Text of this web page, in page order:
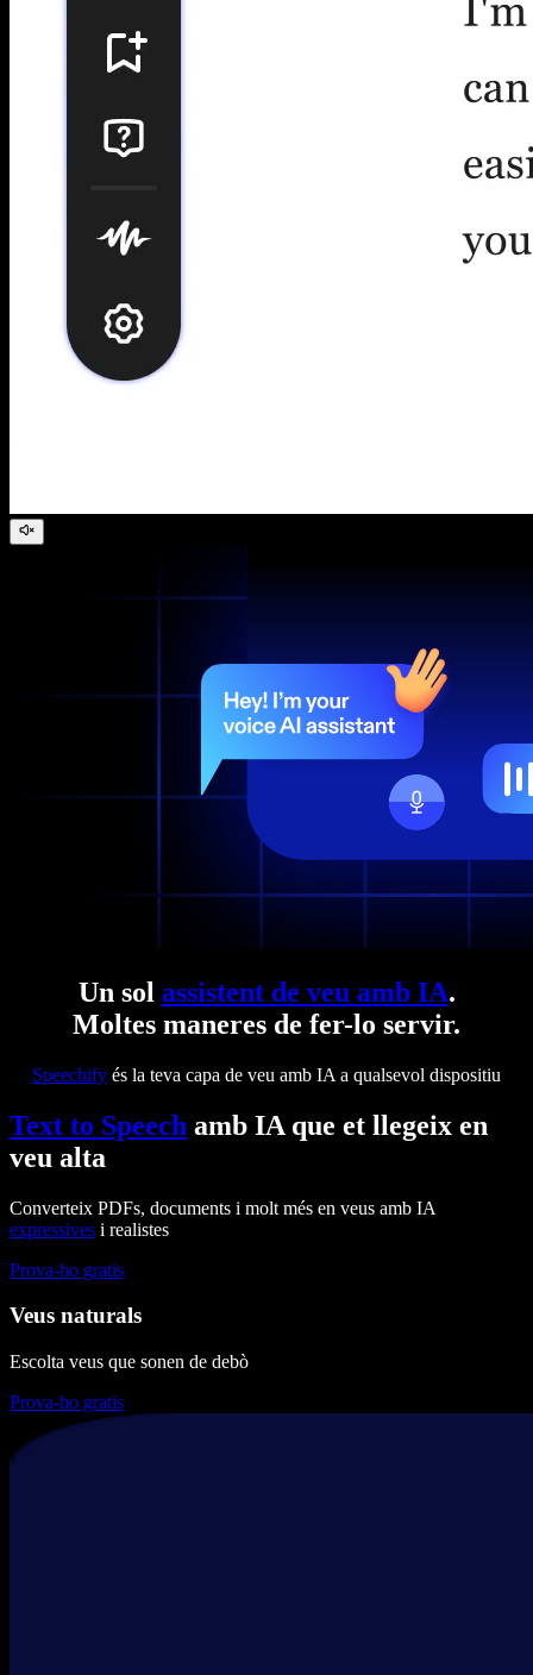
Un sol assistent de veu amb IA.
Moltes maneres de fer-lo servir.
Speechify és la teva capa de veu amb IA a qualsevol dispositiu
Text to Speech amb IA que et llegeix en
veu alta
Converteix PDFs, documents i molt més en veus amb IA
expressives i realistes
Prova-ho gratis
Veus naturals
Escolta veus que sonen de debò
Prova-ho gratis